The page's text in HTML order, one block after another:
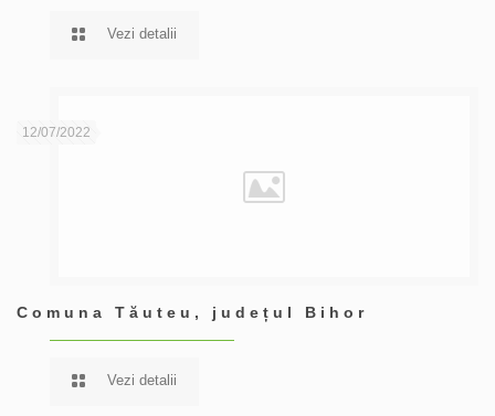
Vezi detalii
12/07/2022
Comuna Tăuteu, județul Bihor
Vezi detalii